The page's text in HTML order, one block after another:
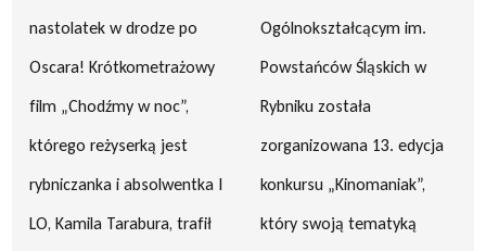
nastolatek w drodze po
Oscara! Krótkometrażowy
film „Chodźmy w noc”,
którego reżyserką jest
rybniczanka i absolwentka I
LO, Kamila Tarabura, trafił
Ogólnokształcącym im.
Powstańców Śląskich w
Rybniku została
zorganizowana 13. edycja
konkursu „Kinomaniak”,
który swoją tematyką